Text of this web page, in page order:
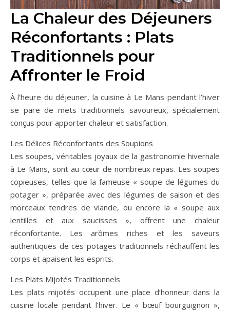
La Chaleur des Déjeuners
Réconfortants : Plats
Traditionnels pour
Affronter le Froid
À l’heure du déjeuner, la cuisine à Le Mans pendant l’hiver
se pare de mets traditionnels savoureux, spécialement
conçus pour apporter chaleur et satisfaction.
Les Délices Réconfortants des Soupions
Les soupes, véritables joyaux de la gastronomie hivernale
à Le Mans, sont au cœur de nombreux repas. Les soupes
copieuses, telles que la fameuse « soupe de légumes du
potager », préparée avec des légumes de saison et des
morceaux tendres de viande, ou encore la « soupe aux
lentilles et aux saucisses », offrent une chaleur
réconfortante. Les arômes riches et les saveurs
authentiques de ces potages traditionnels réchauffent les
corps et apaisent les esprits.
Les Plats Mijotés Traditionnels
Les plats mijotés occupent une place d’honneur dans la
cuisine locale pendant l’hiver. Le « bœuf bourguignon »,